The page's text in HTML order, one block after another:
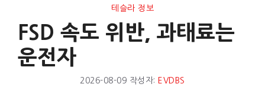
테슬라 정보
FSD 속도 위반, 과태료는
운전자
2026-08-09 작성자: EVDBS